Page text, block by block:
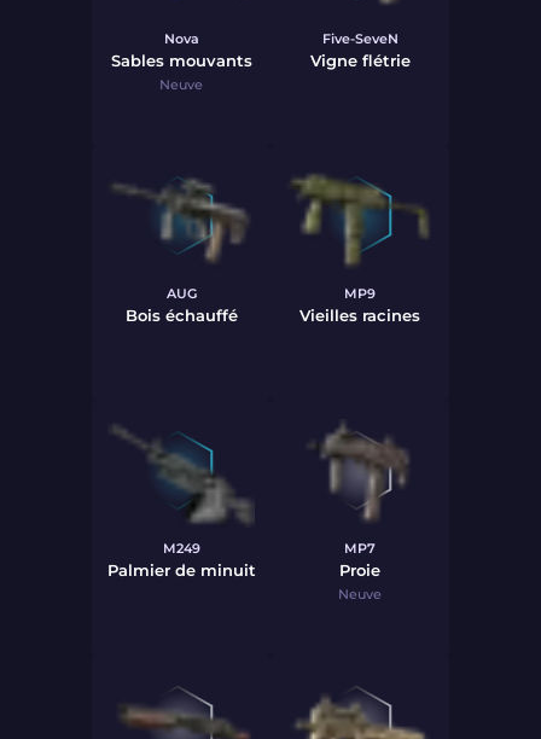
Nova
Sables mouvants
Neuve
Five-SeveN
Vigne flétrie
AUG
Bois échauffé
MP9
Vieilles racines
M249
Palmier de minuit
MP7
Proie
Neuve